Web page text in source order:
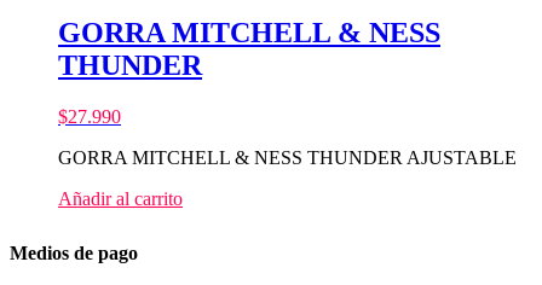
GORRA MITCHELL & NESS
THUNDER
$27.990
GORRA MITCHELL & NESS THUNDER AJUSTABLE
Añadir al carrito
Medios de pago